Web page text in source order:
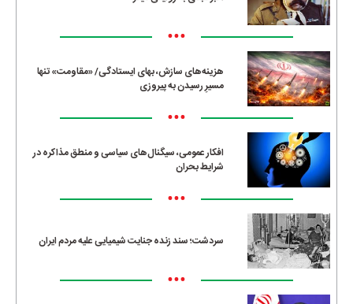
•••
هزینه‌های سازش، بهای ایستادگی/ «مقاومت» تنها
مسیرِ رسیدن به پیروزی
•••
افکار عمومی، سیگنال‌های سیاسی و منطق مذاکره در
شرایط بحران
•••
سردشت؛ سند زنده جنایت شیمیایی علیه مردم ایران
•••